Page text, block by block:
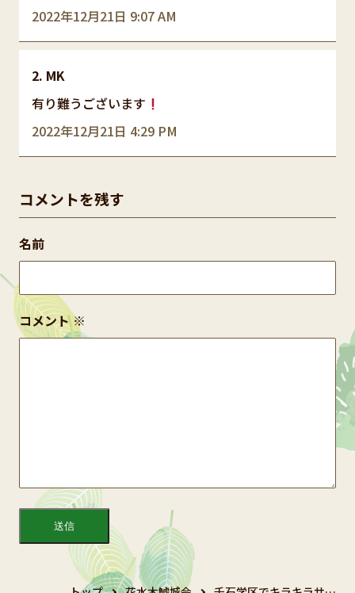
2022年12月21日 9:07 AM
MK
2022年12月21日 4:29 PM
有り難うございます
コメントを残す
コメント※
名前